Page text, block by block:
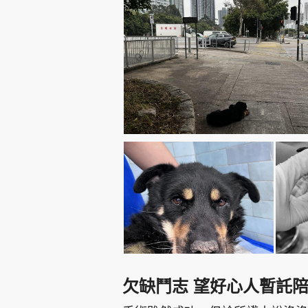
欠缺鬥志 望好心人暫託